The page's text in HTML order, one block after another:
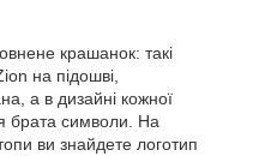
крашанок: такі
на підошві,
а в дизайні кожної
брата символи. На
ви знайдете логотип